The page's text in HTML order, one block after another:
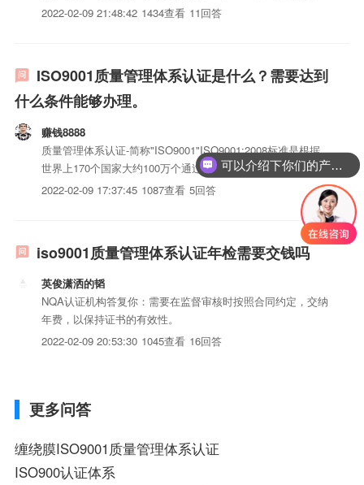
的检定报告；三、特殊岗位的上岗证书；四、包含质量手册及
2022-02-09 21:48:42 1434查看 11回答
ISO9001质量管理体系认证是什么？需要达到
什么条件能够办理。
赚钱8888
质量管理体系认证-简称"ISO9001"ISO9001:2008标准是根据
世界上170个国家大约100万个通过ISO9001认证的组织的8年
实践，更清晰、明确地表达ISO9001:2000的要求，并增强与
ISO14001:2004的兼容性。目前，2008版ISO9001《质量管
2022-02-09 17:37:45 1087查看 5回答
iso9001质量管理体系认证年检需要交钱吗
英俊潇洒的韬
NQA认证机构答复你：需要在监督审核时按照合同约定，交纳
年费，以保持证书的有效性。
2022-02-09 20:53:30 1045查看 16回答
更多问答
缠绕膜ISO9001质量管理体系认证
ISO900认证体系
可以介绍下你们的产品么？